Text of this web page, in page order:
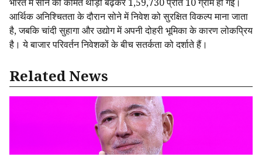
आर्थिक अनिश्चितता के दौरान सोने में निवेश को सुरक्षित विकल्प माना जाता
है, जबकि चांदी सुहागा और उद्योग में अपनी दोहरी भूमिका के कारण लोकप्रिय
है। ये बाजार परिवर्तन निवेशकों के बीच सतर्कता को दर्शाते हैं।
Related News